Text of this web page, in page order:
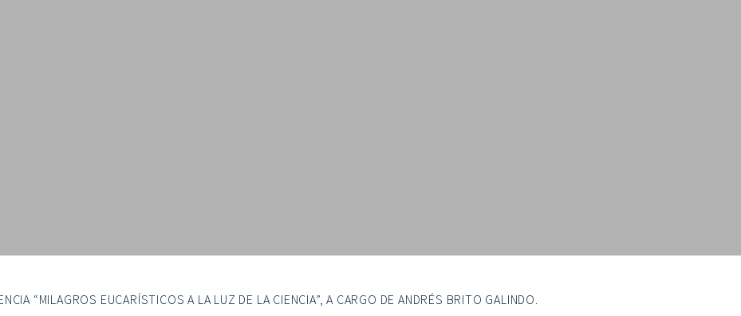
“MILAGROS EUCARÍSTICOS A LA LUZ DE LA CIENCIA”, A CARGO DE ANDRÉS BRITO GALINDO.